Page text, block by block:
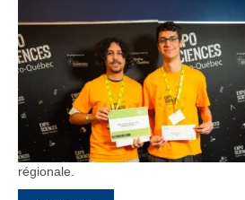
régionale.